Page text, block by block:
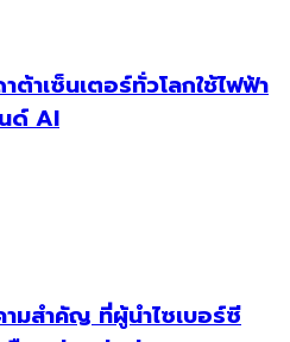
าเซ็นเตอร์ทั่วโลกใช้ไฟฟ้า
ด์ AI
มสำคัญ ที่ผู้นำไซเบอร์ซี